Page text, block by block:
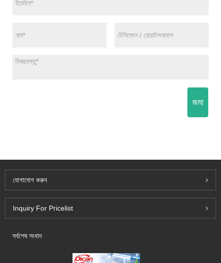
জমা
যোগাযোগ করুন
Inquiry For Pricelist
সর্বশেষ সংবাদ